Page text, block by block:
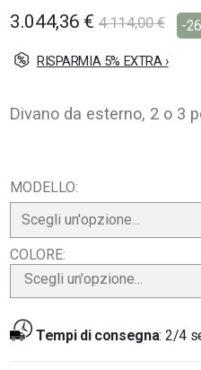
3.044,36 € 4.114,00 € -
RISPARMIA 5% EXTRA ›
Divano da esterno, 2 o 3
MODELLO
COLORE
Scegli un'opzione...
Tempi di consegna: 2/4